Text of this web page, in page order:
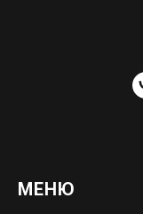
МЕНЮ